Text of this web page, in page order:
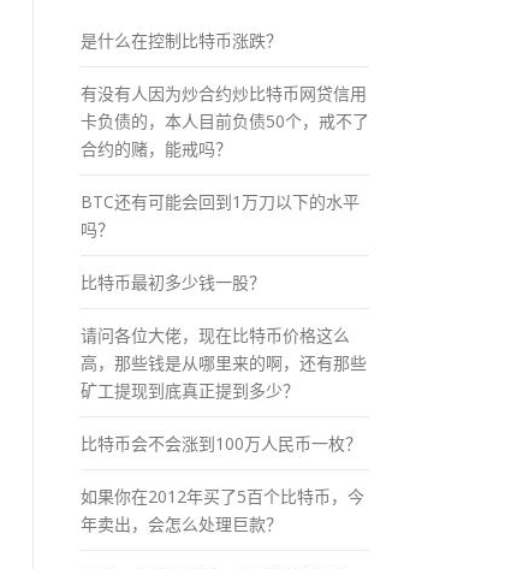
是什么在控制比特币涨跌？
有没有人因为炒合约炒比特币网贷信用
卡负债的，本人目前负债50个，戒不了
合约的赌，能戒吗？
BTC还有可能会回到1万刀以下的水平
吗？
比特币最初多少钱一股？
请问各位大佬，现在比特币价格这么
高，那些钱是从哪里来的啊，还有那些
矿工提现到底真正提到多少？
比特币会不会涨到100万人民币一枚？
如果你在2012年买了5百个比特币，今
年卖出，会怎么处理巨款？